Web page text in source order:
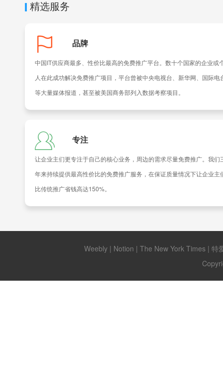
精选服务
品牌
中国IT供应商最多、性价比最高的免费推广平台。数十个国家的企业或
人在此成功解决免费推广项目，平台曾被中央电视台、新华网、国际电
等大量媒体报道，甚至被美国商务部列入数据考察项目。
专注
让企业主们更专注于自己的核心业务，周边的需求尽量免费推广。我们
年来持续提供最高性价比的免费推广服务，在保证质量情况下让企业主
比传统推广省钱高达150%。
Weebly | Notion | The New York Times | 特